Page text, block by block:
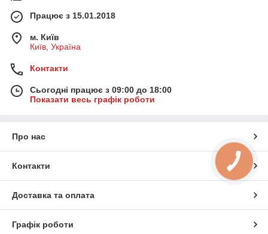
Працює з 15.01.2018
м. Київ
Київ, Україна
Контакти
Сьогодні працює з 09:00 до 18:00
Показати весь графік роботи
Про нас
Контакти
Доставка та оплата
Графік роботи